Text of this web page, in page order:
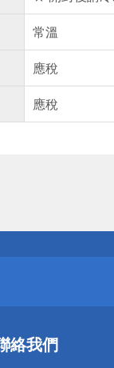
常溫
應稅
應稅
絡我們